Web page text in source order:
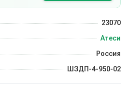
23070
Атеси
Россия
ШЗДП-4-950-02